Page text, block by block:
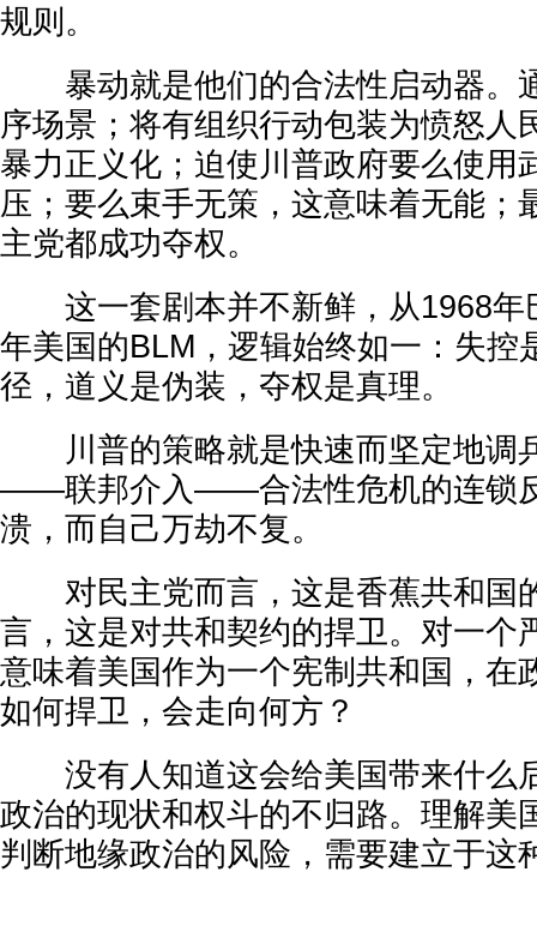
规则。
暴动就是他们的合法性启动器。
序场景；将有组织行动包装为愤怒人
暴力正义化；迫使川普政府要么使用
压；要么束手无策，这意味着无能；
主党都成功夺权。
这一套剧本并不新鲜，从1968年
年美国的BLM，逻辑始终如一：失控
径，道义是伪装，夺权是真理。
川普的策略就是快速而坚定地调
——联邦介入——合法性危机的连锁
溃，而自己万劫不复。
对民主党而言，这是香蕉共和国
言，这是对共和契约的捍卫。对一个
意味着美国作为一个宪制共和国，在
如何捍卫，会走向何方？
没有人知道这会给美国带来什么
政治的现状和权斗的不归路。理解美
判断地缘政治的风险，需要建立于这